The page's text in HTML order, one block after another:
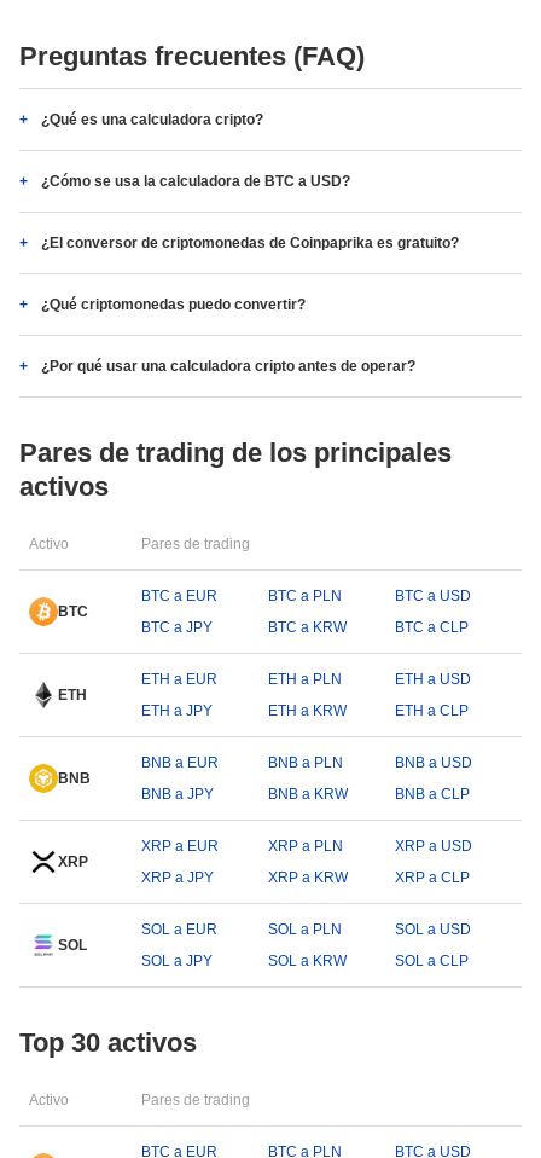
Preguntas frecuentes (FAQ)
¿Qué es una calculadora cripto?
¿Cómo se usa la calculadora de BTC a USD?
¿El conversor de criptomonedas de Coinpaprika es gratuito?
¿Qué criptomonedas puedo convertir?
¿Por qué usar una calculadora cripto antes de operar?
Pares de trading de los principales
activos
Activo Pares de trading
BTC
BTC a EUR BTC a PLN
BTC a USD
BTC a JPY
BTC a KRW BTC a CLP
ETH
ETH a EUR ETH a PLN
ETH a USD
ETH a JPY
ETH a KRW ETH a CLP
BNB
BNB a EUR BNB a PLN
BNB a USD
BNB a JPY
BNB a KRW BNB a CLP
XRP
XRP a EUR XRP a PLN
XRP a USD
XRP a JPY
XRP a KRW XRP a CLP
SOL
SOL a EUR SOL a PLN
SOL a USD
SOL a JPY
SOL a KRW SOL a CLP
Top 30 activos
Activo Pares de trading
BTC a EUR BTC a PLN
BTC a USD